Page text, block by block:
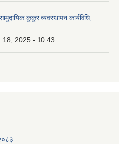
कुकुर व्यवस्थापन कार्यविधि,
18, 2025 - 10:43